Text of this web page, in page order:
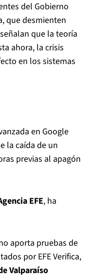
del Gobierno
que desmienten
que la teoría
ahora, la crisis
en los sistemas
en Google
la caída de un
previas al apagón
EFE, ha
aporta pruebas de
por EFE Verifica,
Valparaíso